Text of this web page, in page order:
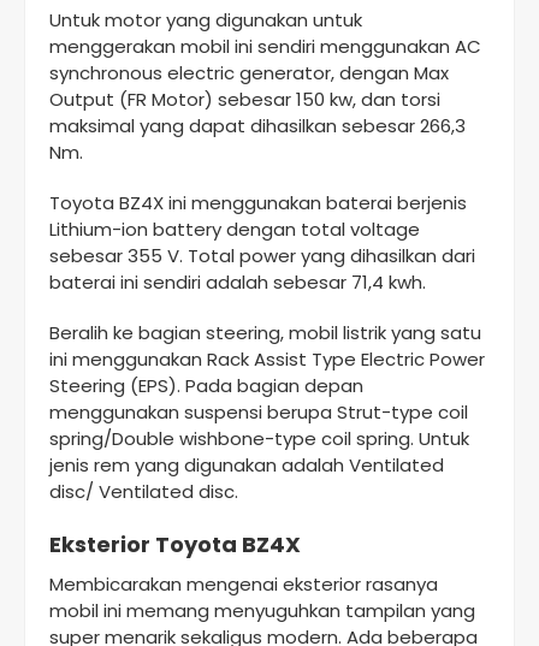
Untuk motor yang digunakan untuk
menggerakan mobil ini sendiri menggunakan AC
synchronous electric generator, dengan Max
Output (FR Motor) sebesar 150 kw, dan torsi
maksimal yang dapat dihasilkan sebesar 266,3
Nm.
Toyota BZ4X ini menggunakan baterai berjenis
Lithium-ion battery dengan total voltage
sebesar 355 V. Total power yang dihasilkan dari
baterai ini sendiri adalah sebesar 71,4 kwh.
Beralih ke bagian steering, mobil listrik yang satu
ini menggunakan ​​Rack Assist Type Electric Power
Steering (EPS). Pada bagian depan
menggunakan suspensi berupa Strut-type coil
spring/Double wishbone-type coil spring. Untuk
jenis rem yang digunakan adalah Ventilated
disc/ Ventilated disc.
Eksterior Toyota BZ4X
Membicarakan mengenai eksterior rasanya
mobil ini memang menyuguhkan tampilan yang
super menarik sekaligus modern. Ada beberapa